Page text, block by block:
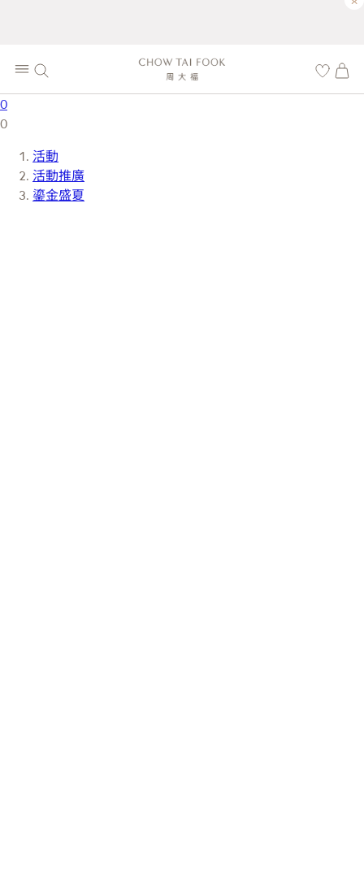
0
0
活動
活動推廣
鎏金盛夏